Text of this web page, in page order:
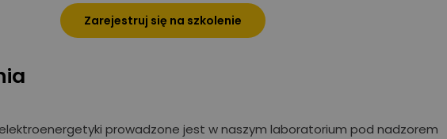
Zarejestruj się na szkolenie
prowadzone jest w naszym laboratorium pod nadzorem